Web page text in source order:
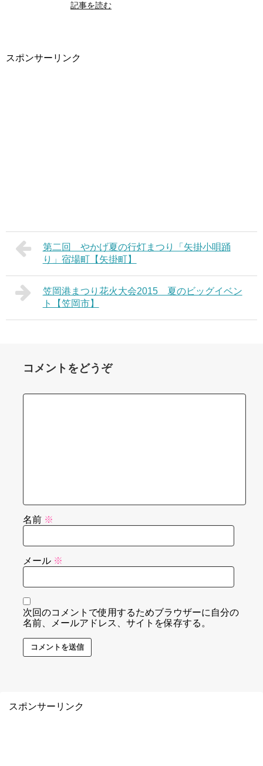
記事を読む
スポンサーリンク
第二回 やかげ夏の行灯まつり「矢掛小唄踊
り」宿場町【矢掛町】
笠岡港まつり花火大会2015 夏のビッグイベン
ト【笠岡市】
コメントをどうぞ
名前 ※
メール ※
次回のコメントで使用するためブラウザーに自分の
名前、メールアドレス、サイトを保存する。
スポンサーリンク